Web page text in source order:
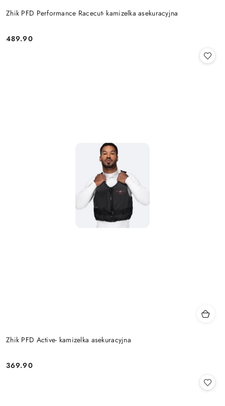
Zhik PFD Performance Racecut- kamizelka asekuracyjna
Cena:
489.90
Zhik PFD Active- kamizelka asekuracyjna
Cena:
369.90